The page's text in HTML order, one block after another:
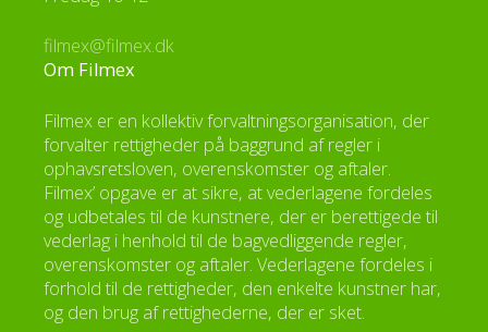
filmex@filmex.dk
Om Filmex
Filmex er en kollektiv forvaltningsorganisation, der
forvalter rettigheder på baggrund af regler i
ophavsretsloven, overenskomster og aftaler.
Filmex’ opgave er at sikre, at vederlagene fordeles
og udbetales til de kunstnere, der er berettigede til
vederlag i henhold til de bagvedliggende regler,
overenskomster og aftaler. Vederlagene fordeles i
forhold til de rettigheder, den enkelte kunstner har,
og den brug af rettighederne, der er sket.